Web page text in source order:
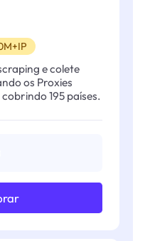
e colete
os Proxies
cobrindo 195 países.